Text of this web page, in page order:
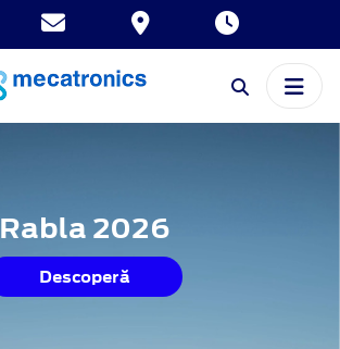
Rabla 2026
Descoperă